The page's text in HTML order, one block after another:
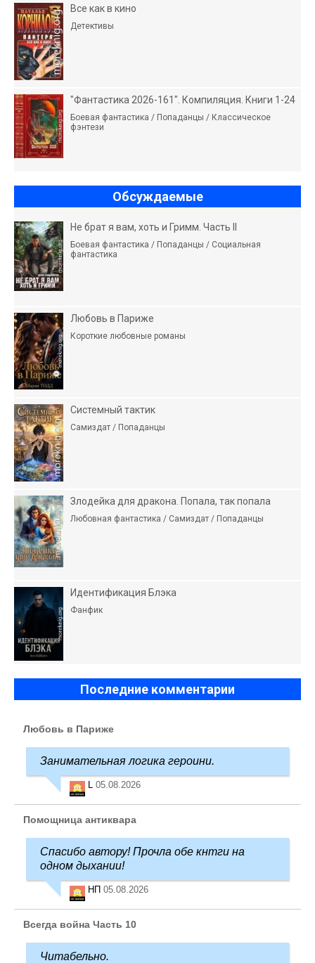
Все как в кино
Детективы
"Фантастика 2026-161". Компиляция. Книги 1-24
Боевая фантастика / Попаданцы / Классическое
фэнтези
Обсуждаемые
Не брат я вам, хоть и Гримм. Часть II
Боевая фантастика / Попаданцы / Социальная
фантастика
Любовь в Париже
Короткие любовные романы
Системный тактик
Самиздат / Попаданцы
Злодейка для дракона. Попала, так попала
Любовная фантастика / Самиздат / Попаданцы
Идентификация Блэка
Фанфик
Последние комментарии
Любовь в Париже
Занимательная логика героини.
05.08.2026
Помощница антиквара
Спасибо автору! Прочла обе кнтги на
одном дыхании!
НП 05.08.2026
Всегда война Часть 10
Читабельно.